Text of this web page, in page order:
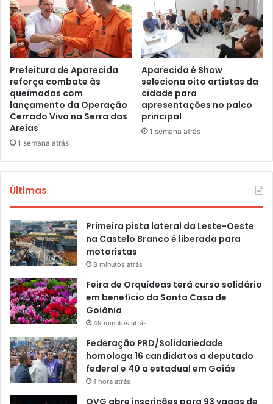
Prefeitura de Aparecida
reforça combate às
queimadas com
lançamento da Operação
Cerrado Vivo na Serra das
Areias
1 semana atrás
Aparecida é Show
seleciona oito artistas da
cidade para
apresentações no palco
principal
1 semana atrás
Últimas
Primeira pista lateral da Leste-Oeste
na Castelo Branco é liberada para
motoristas
8 minutos atrás
Feira de Orquídeas terá curso solidário
em benefício da Santa Casa de
Goiânia
49 minutos atrás
Federação PRD/Solidariedade
homologa 16 candidatos a deputado
federal e 40 a estadual em Goiás
1 hora atrás
OVG abre inscrições para 93 vagas de